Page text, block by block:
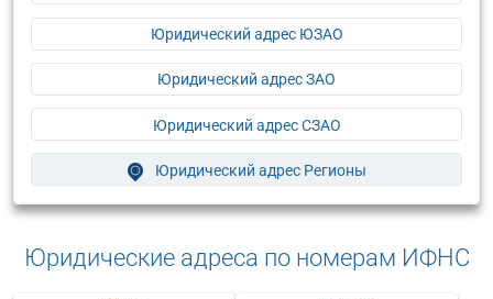
Юридический адрес ЮЗАО
Юридический адрес ЗАО
Юридический адрес СЗАО
Юридический адрес Регионы
Юридические адреса по номерам ИФНС